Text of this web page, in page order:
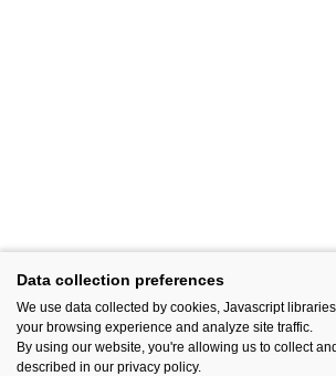
Data collection preferences
We use data collected by cookies, Javascript
your browsing experience and analyze site traffic.
By using our website, you're allowing us to collect
described in our privacy policy.